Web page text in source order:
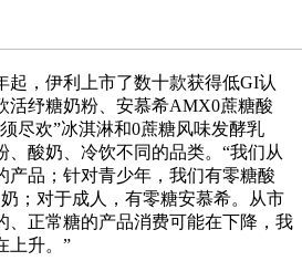
，伊利上市了数十款获得低GI认
活纾糖奶粉、安慕希AMX0蔗糖酸
尽欢”冰淇淋和0蔗糖风味发酵乳
、酸奶、冷饮不同的品类。“我们从
产品；针对青少年，我们有零糖酸
；对于成人，有零糖安慕希。从市
、正常糖的产品消费可能在下降，我
上升。”